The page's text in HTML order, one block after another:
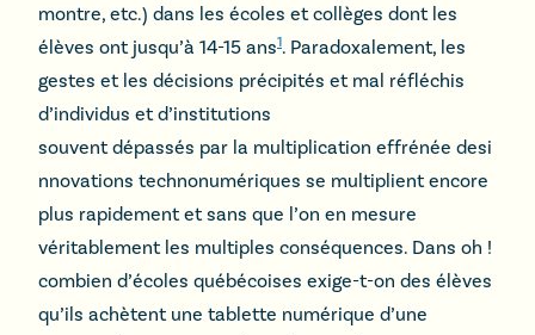
montre, etc.) dans les écoles et collèges dont les
élèves ont jusqu’à 14-15 ans1. Paradoxalement, les
gestes et les décisions précipités et mal réfléchis
d’individus et d’institutions
souvent dépassés par la multiplication effrénée desi
nnovations technonumériques se multiplient encore
plus rapidement et sans que l’on en mesure
véritablement les multiples conséquences. Dans oh !
combien d’écoles québécoises exige-t-on des élèves
qu’ils achètent une tablette numérique d’une